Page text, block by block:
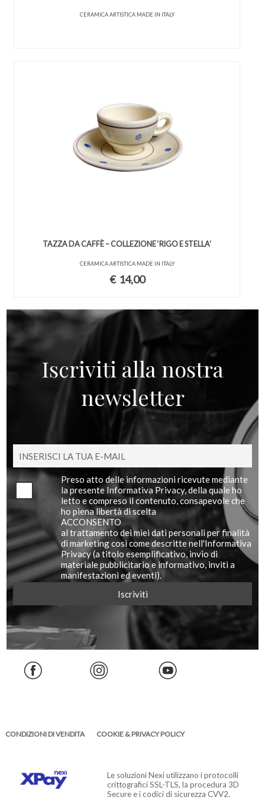
CERAMICA ARTISTICA MADE IN ITALY
TAZZA DA CAFFÈ – COLLEZIONE ‘RIGO E STELLA’
CERAMICA ARTISTICA MADE IN ITALY
€ 14,00
Iscriviti alla nostra
newsletter
Preso atto delle informazioni ricevute mediante
la presente Informativa Privacy, della quale ho
letto e compreso il contenuto, consapevole che
ho piena libertà di scelta
ACCONSENTO
al trattamento dei miei dati personali per finalità
di marketing così come descritte nell'Informativa
Privacy (a titolo esemplificativo, invio di
materiale pubblicitario e informativo, inviti a
manifestazioni ed eventi).
CONDIZIONI DI VENDITA COOKIE & PRIVACY POLICY
Le soluzioni Nexi utilizzano i protocolli
crittografici SSL-TLS, la procedura 3D
Secure e i codici di sicurezza CVV2.